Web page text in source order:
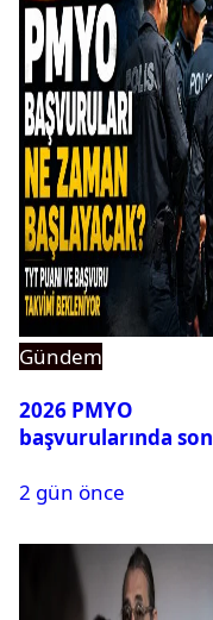
Gündem
2026 PMYO
başvurularında son
2 gün önce